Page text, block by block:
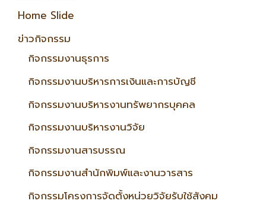
Home Slide
ข่าวกิจกรรม
กิจกรรมงานธุรการ
กิจกรรมงานบริหารการเงินและการบัญชี
กิจกรรมงานบริหารงานทรัพยากรบุคคล
กิจกรรมงานบริหารงานวิจัย
กิจกรรมงานสารบรรณ
กิจกรรมงานสำนักพิมพ์และงานวารสาร
กิจกรรมโครงการจัดตั้งหน่วยวิจัยรับใช้สังคม